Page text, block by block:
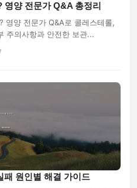
영양 전문가 Q&A 총정리
영양 전문가 Q&A로 콜레스테롤,
주의사항과 안전한 보관...
패 원인별 해결 가이드